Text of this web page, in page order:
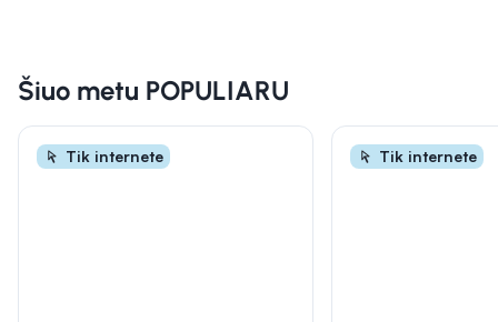
Šiuo metu POPULIARU
Tik internete Tik internete